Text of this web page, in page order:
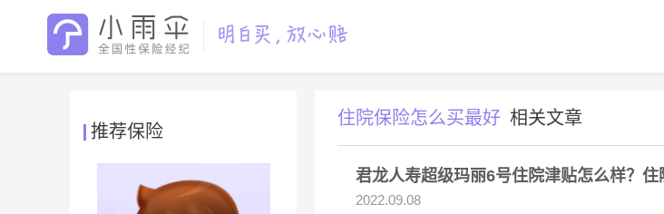
推荐保险
住院保险怎么买最好 相关文章
君龙人寿超级玛丽6号住院津贴怎么样？住
2022.09.08